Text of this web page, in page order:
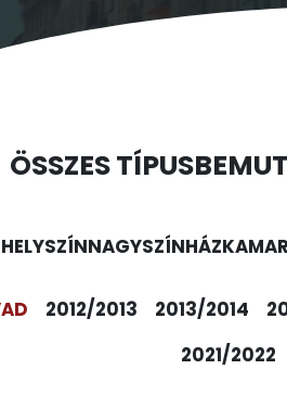
ÖSSZES TÍPUS
NAGYSZÍNHÁZ
2012/2013 2013/2014
2021/2022